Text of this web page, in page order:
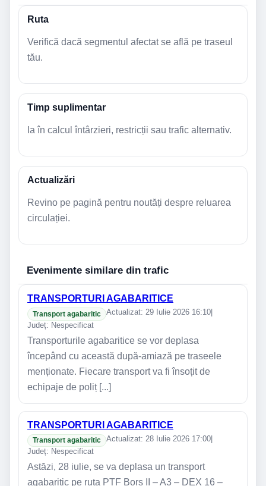
Ruta
Verifică dacă segmentul afectat se află pe traseul
tău.
Timp suplimentar
Ia în calcul întârzieri, restricții sau trafic alternativ.
Actualizări
Revino pe pagină pentru noutăți despre reluarea
circulației.
Evenimente similare din trafic
TRANSPORTURI AGABARITICE
Transport agabaritic Actualizat: 29 Iulie 2026 16:10
Județ: Nespecificat
Transporturile agabaritice se vor deplasa
începând cu această după-amiază pe traseele
menționate. Fiecare transport va fi însoțit de
echipaje de poliț [...]
TRANSPORTURI AGABARITICE
Transport agabaritic Actualizat: 28 Iulie 2026 17:00|
Județ: Nespecificat
Astăzi, 28 iulie, se va deplasa un transport
agabaritic pe ruta PTF Borș II – A3 – DEX 16 –